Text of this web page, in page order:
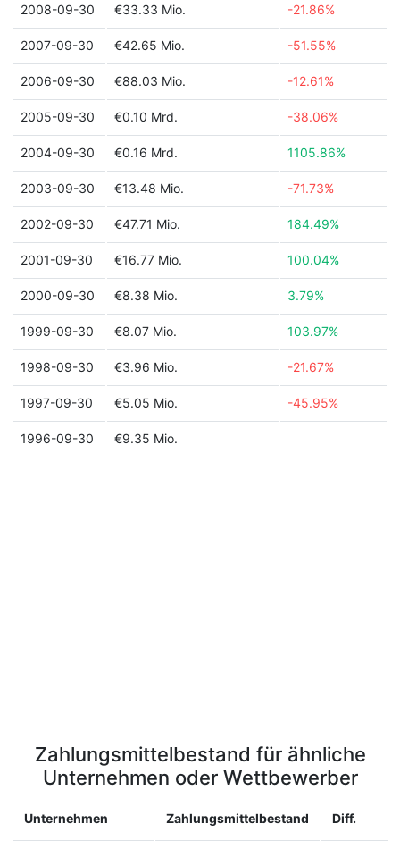
2008-09-30 €33.33 Mio. -21.86%
2007-09-30 €42.65 Mio. -51.55%
2006-09-30 €88.03 Mio. -12.61%
2005-09-30 €0.10 Mrd. -38.06%
2004-09-30 €0.16 Mrd. 1105.86%
2003-09-30 €13.48 Mio. -71.73%
2002-09-30 €47.71 Mio. 184.49%
2001-09-30 €16.77 Mio. 100.04%
2000-09-30 €8.38 Mio. 3.79%
1999-09-30 €8.07 Mio. 103.97%
1998-09-30 €3.96 Mio. -21.67%
1997-09-30 €5.05 Mio. -45.95%
1996-09-30 €9.35 Mio.
Zahlungsmittelbestand für ähnliche
Unternehmen oder Wettbewerber
Unternehmen Zahlungsmittelbestand Diff.